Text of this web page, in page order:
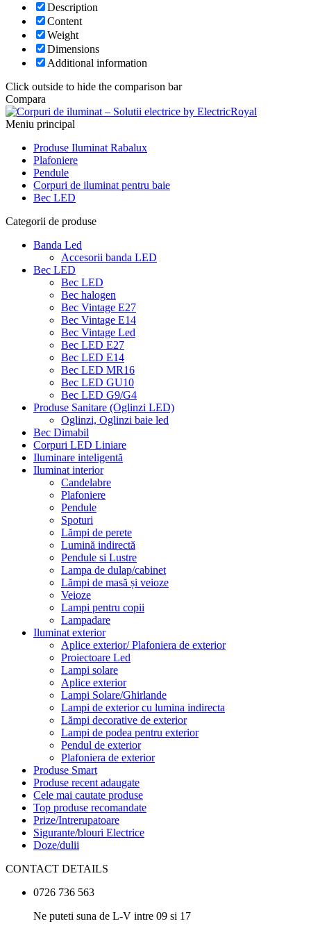
Description
Content
Weight
Dimensions
Additional information
Click outside to hide the comparison bar
Compara
Meniu principal
Produse Iluminat Rabalux
Plafoniere
Pendule
Corpuri de iluminat pentru baie
Bec LED
Categorii de produse
Banda Led
Accesorii banda LED
Bec LED
Bec LED
Bec halogen
Bec Vintage E27
Bec Vintage E14
Bec Vintage Led
Bec LED E27
Bec LED E14
Bec LED MR16
Bec LED GU10
Bec LED G9/G4
Produse Sanitare (Oglinzi LED)
Oglinzi, Oglinzi baie led
Bec Dimabil
Corpuri LED Liniare
Iluminare inteligentă
Iluminat interior
Candelabre
Plafoniere
Pendule
Spoturi
Lămpi de perete
Lumină indirectă
Pendule si Lustre
Lampa de dulap/cabinet
Lămpi de masă și veioze
Veioze
Lampi pentru copii
Lampadare
Iluminat exterior
Aplice exterior/ Plafoniera de exterior
Proiectoare Led
Lampi solare
Aplice exterior
Lampi Solare/Ghirlande
Lampi de exterior cu lumina indirecta
Lămpi decorative de exterior
Lampi de podea pentru exterior
Pendul de exterior
Plafoniera de exterior
Produse Smart
Produse recent adaugate
Cele mai cautate produse
Top produse recomandate
Prize/Intrerupatoare
Sigurante/blouri Electrice
Doze/dulii
CONTACT DETAILS
0726 736 563
Ne puteti suna de L-V intre 09 si 17